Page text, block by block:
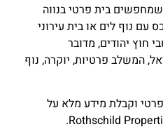
בית פרטי בנווה
עם נוף לים או בית עירוני
חוץ יהודים, מדובר
המשלב פרטיות, יוקרה, נוף
וקבלת מידע מלא על